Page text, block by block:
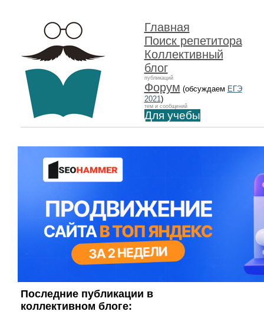
Главная
Поиск репетитора
Коллективный
блог
публикаций
Форум (обсуждаем ЕГЭ
2021)
тем и сообщений
Для учебы
Последние публикации в
коллективном блоге: